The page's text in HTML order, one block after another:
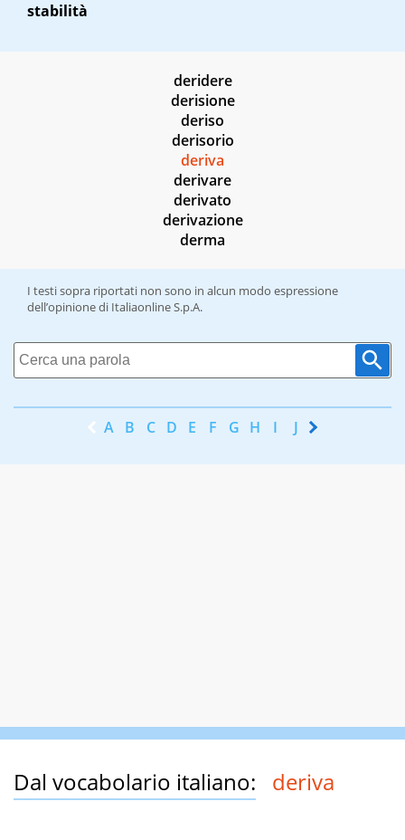
stabilità
deridere
derisione
deriso
derisorio
deriva
derivare
derivato
derivazione
derma
I testi sopra riportati non sono in alcun modo espressione
dell’opinione di Italiaonline S.p.A.
A B C D E F G H I J K
Dal vocabolario italiano: deriva